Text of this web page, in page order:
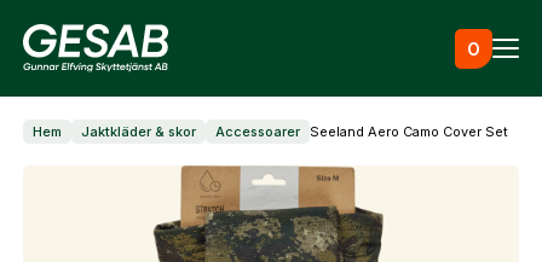
0
Ammunition
Utrustning
Hem Jaktkläder & skor Accessoarer Seeland Aero Camo Cover Set